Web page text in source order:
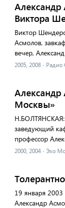
Виктора
Виктор
Асмолов,
вечер,
2005, 2008 · Радио
Москвы»
Н.БОЛТЯНСКАЯ:
заведующий
профессор
2000, 2004 · Эхо
19 января
Александр